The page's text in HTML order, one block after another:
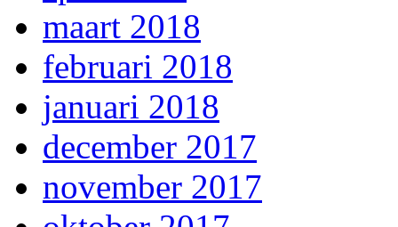
maart 2018
februari 2018
januari 2018
december 2017
november 2017